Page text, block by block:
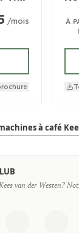
/mois
À
à café
van der Westen?